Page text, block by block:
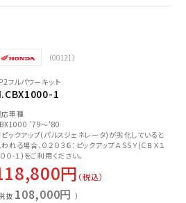
（00121）
フルパワーキット
1
応車種
'79～'80
ックアップ(パルスジェネレータ)が劣化していると
れる場合、０２０３６：ピックアップＡＳＳＹ(ＣＢＸ１
０-１)をご利用ください。
円 （税込）
抜 108,000円 ）